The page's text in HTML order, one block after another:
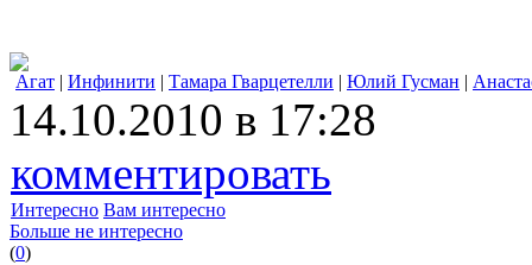
Агат | Инфинити | Тамара Гварцетелли | Юлий Гусман |
14.10.2010 в 17:28
комментировать
Интересно Вам интересно
Больше не интересно
(0)